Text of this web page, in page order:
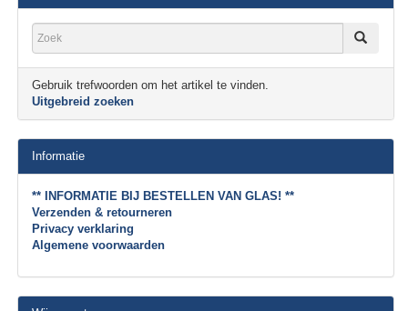
Gebruik trefwoorden om het artikel te vinden.
Uitgebreid zoeken
Informatie
** INFORMATIE BIJ BESTELLEN VAN GLAS! **
Verzenden & retourneren
Privacy verklaring
Algemene voorwaarden